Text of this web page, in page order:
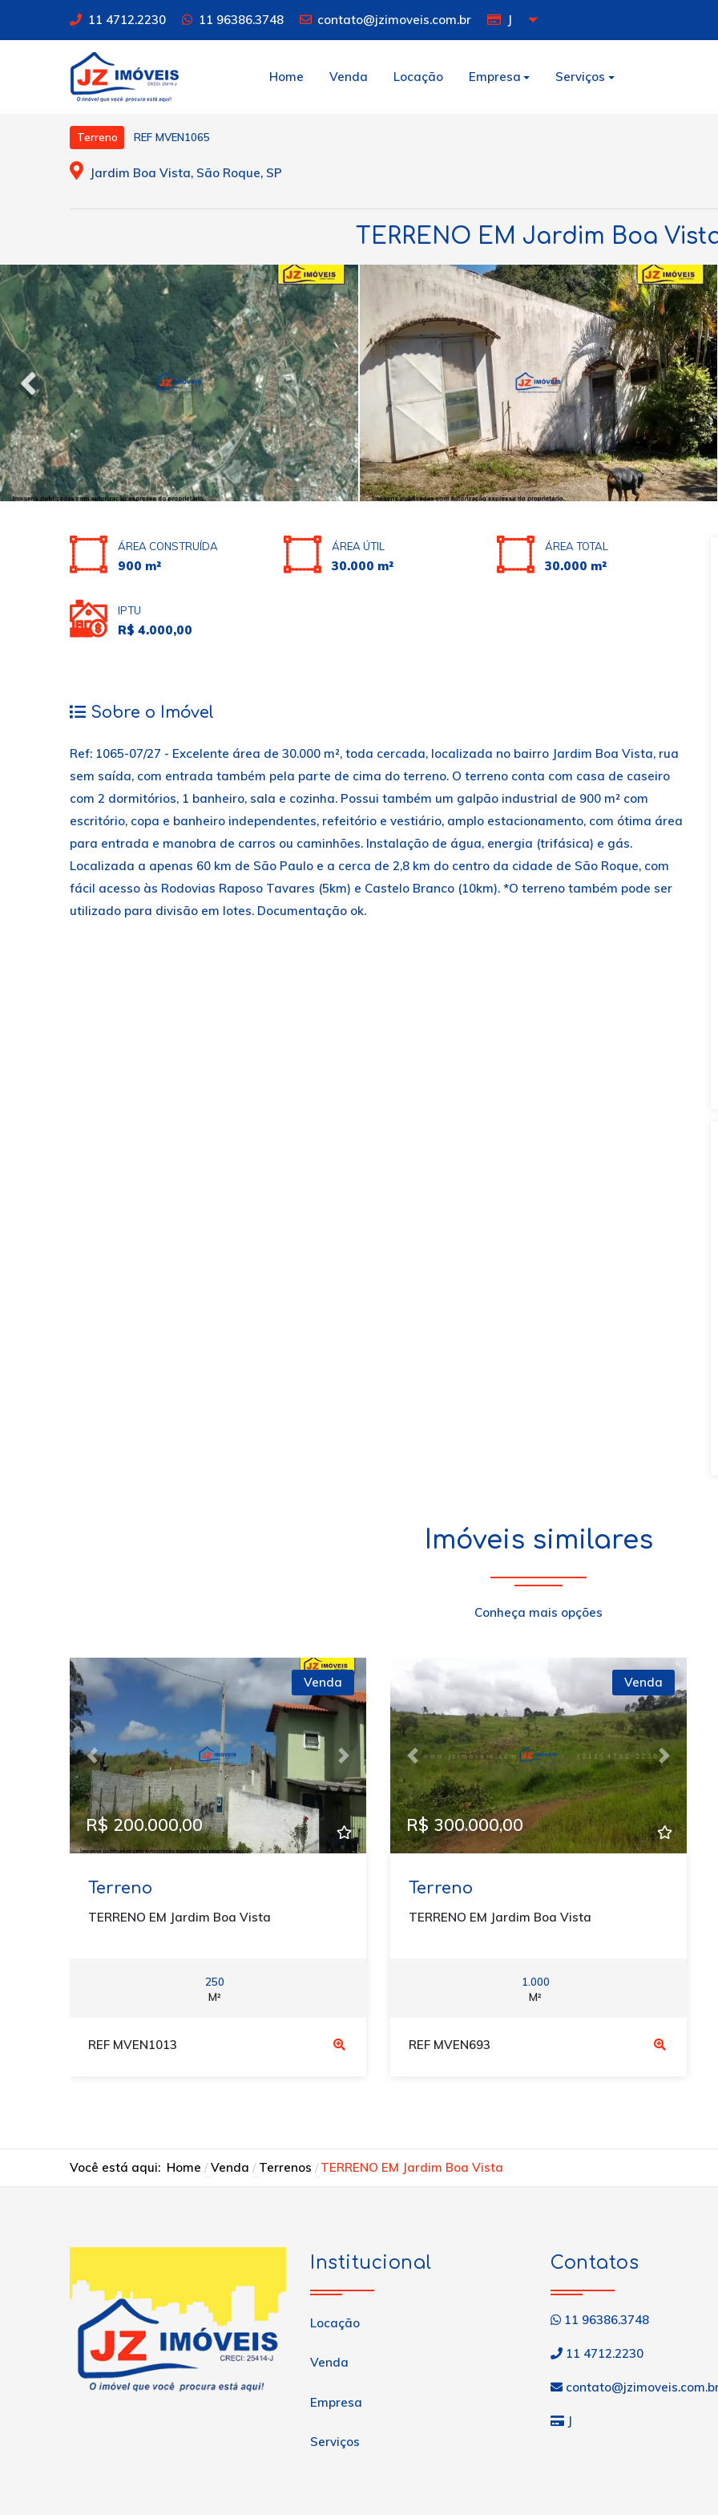
11 4712.2230 11 96386.3748 contato@jzimoveis.com.br J
Home Venda Locação Empresa Serviços
Terreno REF MVEN1065
Jardim Boa Vista, São Roque, SP
TERRENO EM Jardim Boa
ÁREA CONSTRUÍDA
900 m²
ÁREA ÚTIL
30.000 m²
ÁREA TOTAL
30.000 m²
IPTU
R$ 4.000,00
Sobre o Imóvel
Ref: 1065-07/27 - Excelente área de 30.000 m², toda cercada, localizada no bairro Jardim Boa Vista, rua
sem saída, com entrada também pela parte de cima do terreno. O terreno conta com casa de caseiro
com 2 dormitórios, 1 banheiro, sala e cozinha. Possui também um galpão industrial de 900 m² com
escritório, copa e banheiro independentes, refeitório e vestiário, amplo estacionamento, com ótima área
para entrada e manobra de carros ou caminhões. Instalação de água, energia (trifásica) e gás.
Localizada a apenas 60 km de São Paulo e a cerca de 2,8 km do centro da cidade de São Roque, com
fácil acesso às Rodovias Raposo Tavares (5km) e Castelo Branco (10km). *O terreno também pode ser
utilizado para divisão em lotes. Documentação ok.
Imóveis similares
Conheça mais opções
Previous Next
Venda
R$ 200.000,00
Terreno
TERRENO EM Jardim Boa Vista
250
M²
REF MVEN1013
Previous Next
Venda
R$ 300.000,00
Terreno
TERRENO EM Jardim Boa Vista
1.000
M²
REF MVEN693
Você está aqui: Home Venda Terrenos TERRENO EM Jardim Boa Vista
Institucional
Locação
Venda
Empresa
Serviços
Contatos
11 96386.3748
11 4712.2230
J